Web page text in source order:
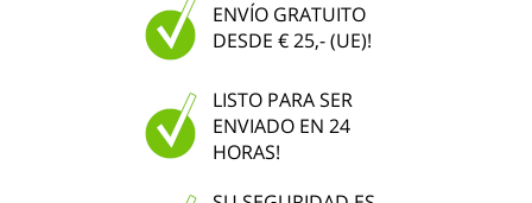
ENVÍO GRATUITO
DESDE € 25,- (UE)!
LISTO PARA SER
ENVIADO EN 24
HORAS!